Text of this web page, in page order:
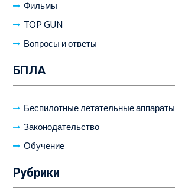
Фильмы
TOP GUN
Вопросы и ответы
БПЛА
Беспилотные летательные аппараты
Законодательство
Обучение
Рубрики